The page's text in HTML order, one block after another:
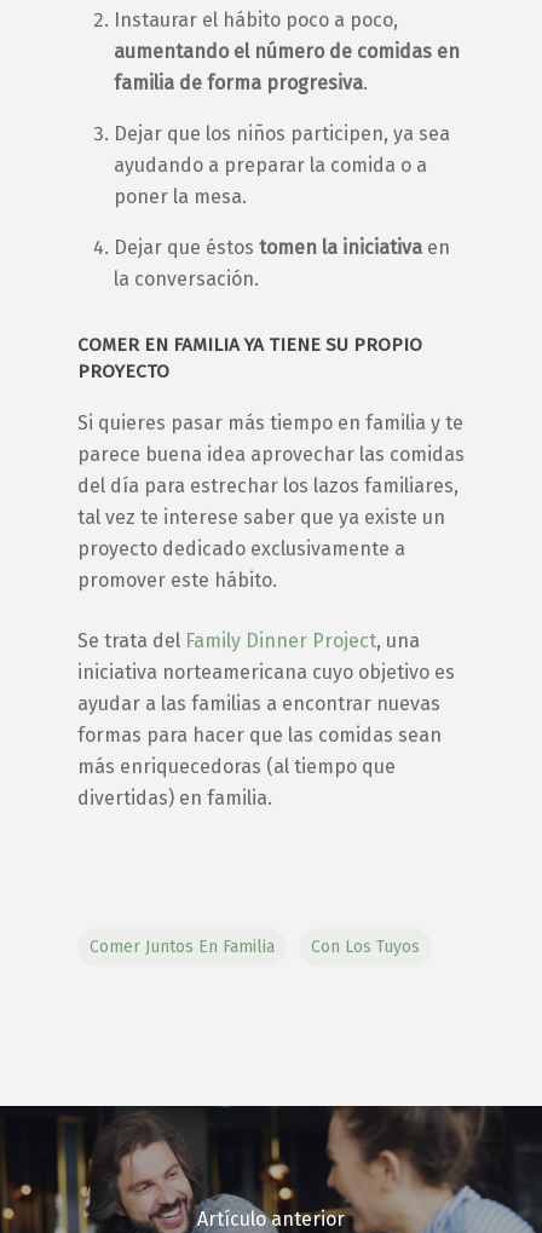
Instaurar el hábito poco a poco,
aumentando el número de comidas en
familia de forma progresiva.
Dejar que los niños participen, ya sea
ayudando a preparar la comida o a
poner la mesa.
Dejar que éstos tomen la iniciativa en
la conversación.
COMER EN FAMILIAYA TIENE SU PROPIO
PROYECTO
Si quieres pasar más tiempo en familia y te
parece buena idea aprovechar las comidas
del día para estrechar los lazos familiares,
tal vez te interese saber que ya existe un
proyecto dedicado exclusivamente a
promover este hábito.
Se trata del Family Dinner Project, una
iniciativa norteamericana cuyo objetivo es
ayudar a las familias a encontrar nuevas
formas para hacer que las comidas sean
más enriquecedoras (al tiempo que
divertidas) en familia.
Comer Juntos En Familia Con Los Tuyos
Artículo anterior